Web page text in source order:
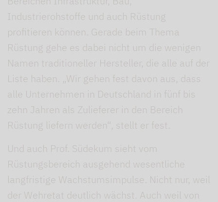
Industrierohstoffe und auch Rüstung
profitieren können. Gerade beim Thema
Rüstung gehe es dabei nicht um die wenigen
Namen traditioneller Hersteller, die alle auf der
Liste haben. „Wir gehen fest davon aus, dass
alle Unternehmen in Deutschland in fünf bis
zehn Jahren als Zulieferer in den Bereich
Rüstung liefern werden“, stellt er fest.
Und auch Prof. Südekum sieht vom
Rüstungsbereich ausgehend wesentliche
langfristige Wachstumsimpulse. Nicht nur, weil
der Wehretat deutlich wächst. Auch weil von